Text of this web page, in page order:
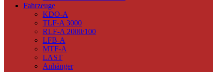
Fahrzeuge
KDO-A
TLF-A 3000
RLF-A 2000/100
LFB-A
MTF-A
LAST
Anhänger